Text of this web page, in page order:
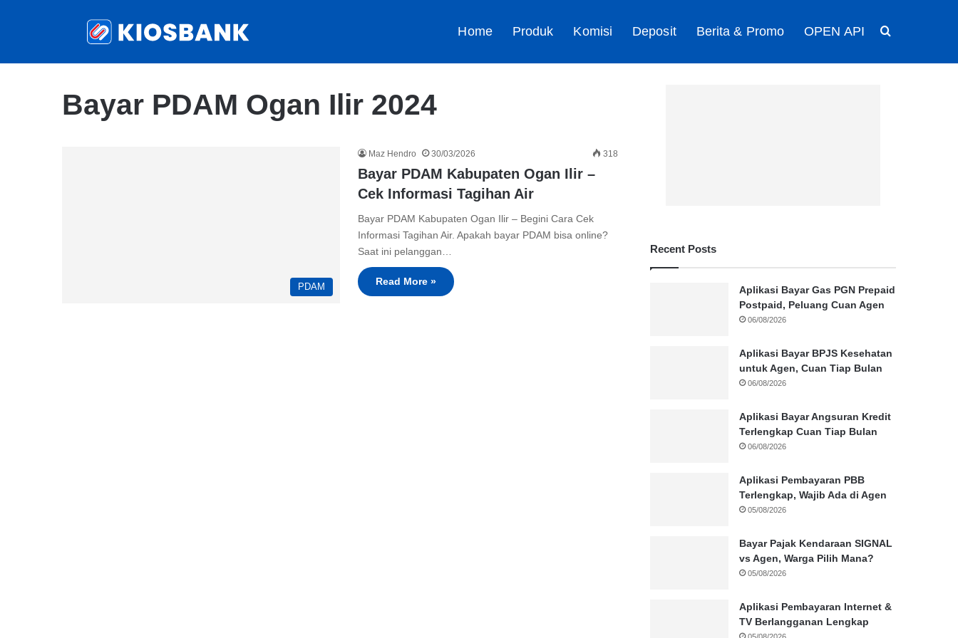
Home Produk Komisi Deposit Berita & Promo OPEN API
Bayar PDAM Ogan Ilir 2024
PDAM
Maz Hendro 30/03/2026 318
Bayar PDAM Kabupaten Ogan Ilir –
Cek Informasi Tagihan Air
Bayar PDAM Kabupaten Ogan Ilir – Begini Cara Cek
Informasi Tagihan Air. Apakah bayar PDAM bisa online?
Saat ini pelanggan…
Read More »
Recent Posts
Aplikasi Bayar Gas PGN Prepaid
Postpaid, Peluang Cuan Agen
06/08/2026
Aplikasi Bayar BPJS Kesehatan
untuk Agen, Cuan Tiap Bulan
06/08/2026
Aplikasi Bayar Angsuran Kredit
Terlengkap Cuan Tiap Bulan
06/08/2026
Aplikasi Pembayaran PBB
Terlengkap, Wajib Ada di Agen
05/08/2026
Bayar Pajak Kendaraan SIGNAL
vs Agen, Warga Pilih Mana?
05/08/2026
Aplikasi Pembayaran Internet &
TV Berlangganan Lengkap